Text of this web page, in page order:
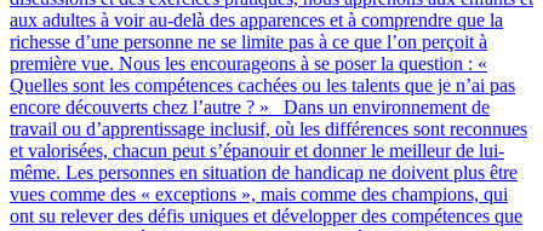
aux adultes à voir au-delà des apparences et à comprendre que la
richesse d’une personne ne se limite pas à ce que l’on perçoit à
première vue. Nous les encourageons à se poser la question : «
Quelles sont les compétences cachées ou les talents que je n’ai pas
encore découverts chez l’autre ? » Dans un environnement de
travail ou d’apprentissage inclusif, où les différences sont reconnues
et valorisées, chacun peut s’épanouir et donner le meilleur de lui-
même. Les personnes en situation de handicap ne doivent plus être
vues comme des « exceptions », mais comme des champions, qui
ont su relever des défis uniques et développer des compétences que